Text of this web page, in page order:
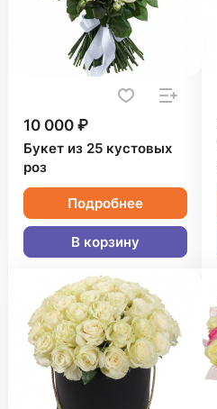
10 000 ₽
Букет из 25 кустовых
роз
Подробнее
В корзину